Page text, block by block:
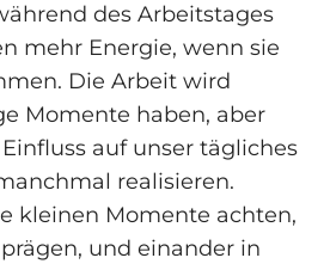
des Arbeitstages
mehr Energie, wenn sie
Die Arbeit wird
Momente haben, aber
auf unser tägliches
realisieren.
kleinen Momente achten,
und einander in